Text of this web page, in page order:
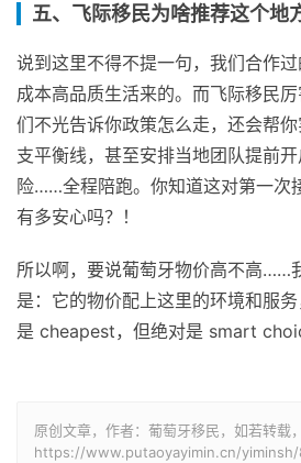
五、飞际移民为啥推荐这个地
说到这里不得不提一句，我们合作
成本高品质生活来的。而飞际移民
们不光告诉你政策怎么走，还会帮
支平衡线，甚至安排当地团队提前
险……全程陪跑。你知道这对第一次
有多安心吗？！
所以啊，要说葡萄牙物价高不高……
是：它的物价配上这里的环境和服
是 cheapest，但绝对是 smart
原创文章，作者：葡萄牙移民，如若转载
https://www.putaoyayimin.cn/